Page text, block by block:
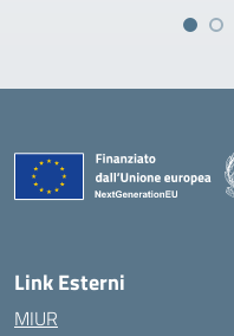
Link Esterni
MIUR